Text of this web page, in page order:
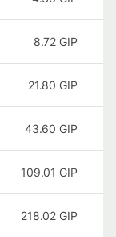
8.72 GIP
21.80 GIP
43.60 GIP
109.01 GIP
218.02 GIP